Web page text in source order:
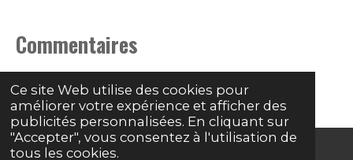
Ce site Web utilise des cookies pour
améliorer votre expérience et afficher des
publicités personnalisées. En cliquant sur
"Accepter", vous consentez à l'utilisation de
tous les cookies.
Commentaires
Il n'y a pas encore de commentaire.